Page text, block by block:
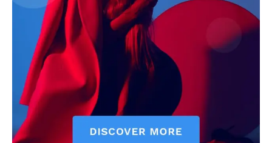
Terms of Use Agreement
Facebook
X WhatsApp
Share